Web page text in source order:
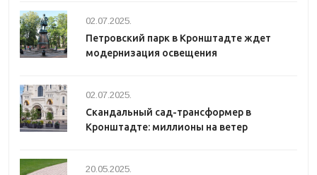
02.07.2025.
Петровский парк в Кронштадте ждет
модернизация освещения
02.07.2025.
Скандальный сад-трансформер в
Кронштадте: миллионы на ветер
20.05.2025.